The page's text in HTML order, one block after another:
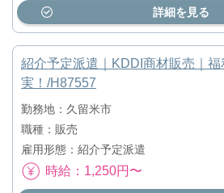
詳細を見る
紹介予定派遣｜KDDI商材販売｜
実！/H87557
勤務地：久留米市
職種：販売
雇用形態：紹介予定派遣
時給：1,250円〜